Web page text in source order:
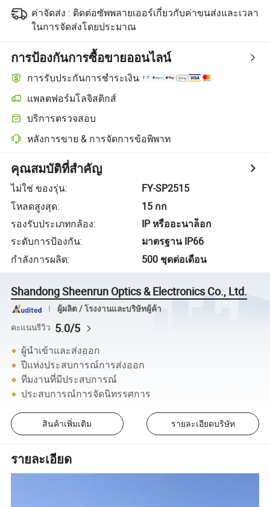
ค่าจัดส่ง : ติดต่อซัพพลายเออร์เกี่ยวกับค่าขนส่งและเวลา
ในการจัดส่งโดยประมาณ
การป้องกันการซื้อขายออนไลน์
การรับประกันการชำระเงิน
แพลตฟอร์มโลจิสติกส์
บริการตรวจสอบ
หลังการขาย & การจัดการข้อพิพาท
คุณสมบัติที่สำคัญ
ไม่ใช่ ของรุ่น:
FY-SP2515
โหลดสูงสุด:
15 กก
รองรับประเภทกล้อง:
IP หรืออะนาล็อก
ระดับการป้องกัน:
มาตรฐาน IP66
กำลังการผลิต: 500 ชุดต่อเดือน
Shandong Sheenrun Optics & Electronics Co., Ltd.
ผู้ผลิต / โรงงานและบริษัทผู้ค้า
คะแนนรีวิว 5.0/5
ผู้นำเข้าและส่งออก
ปีแห่งประสบการณ์การส่งออก
ทีมงานที่มีประสบการณ์
ประสบการณ์การจัดนิทรรศการ
สินค้าเพิ่มเติม รายละเอียดบริษัท
รายละเอียด